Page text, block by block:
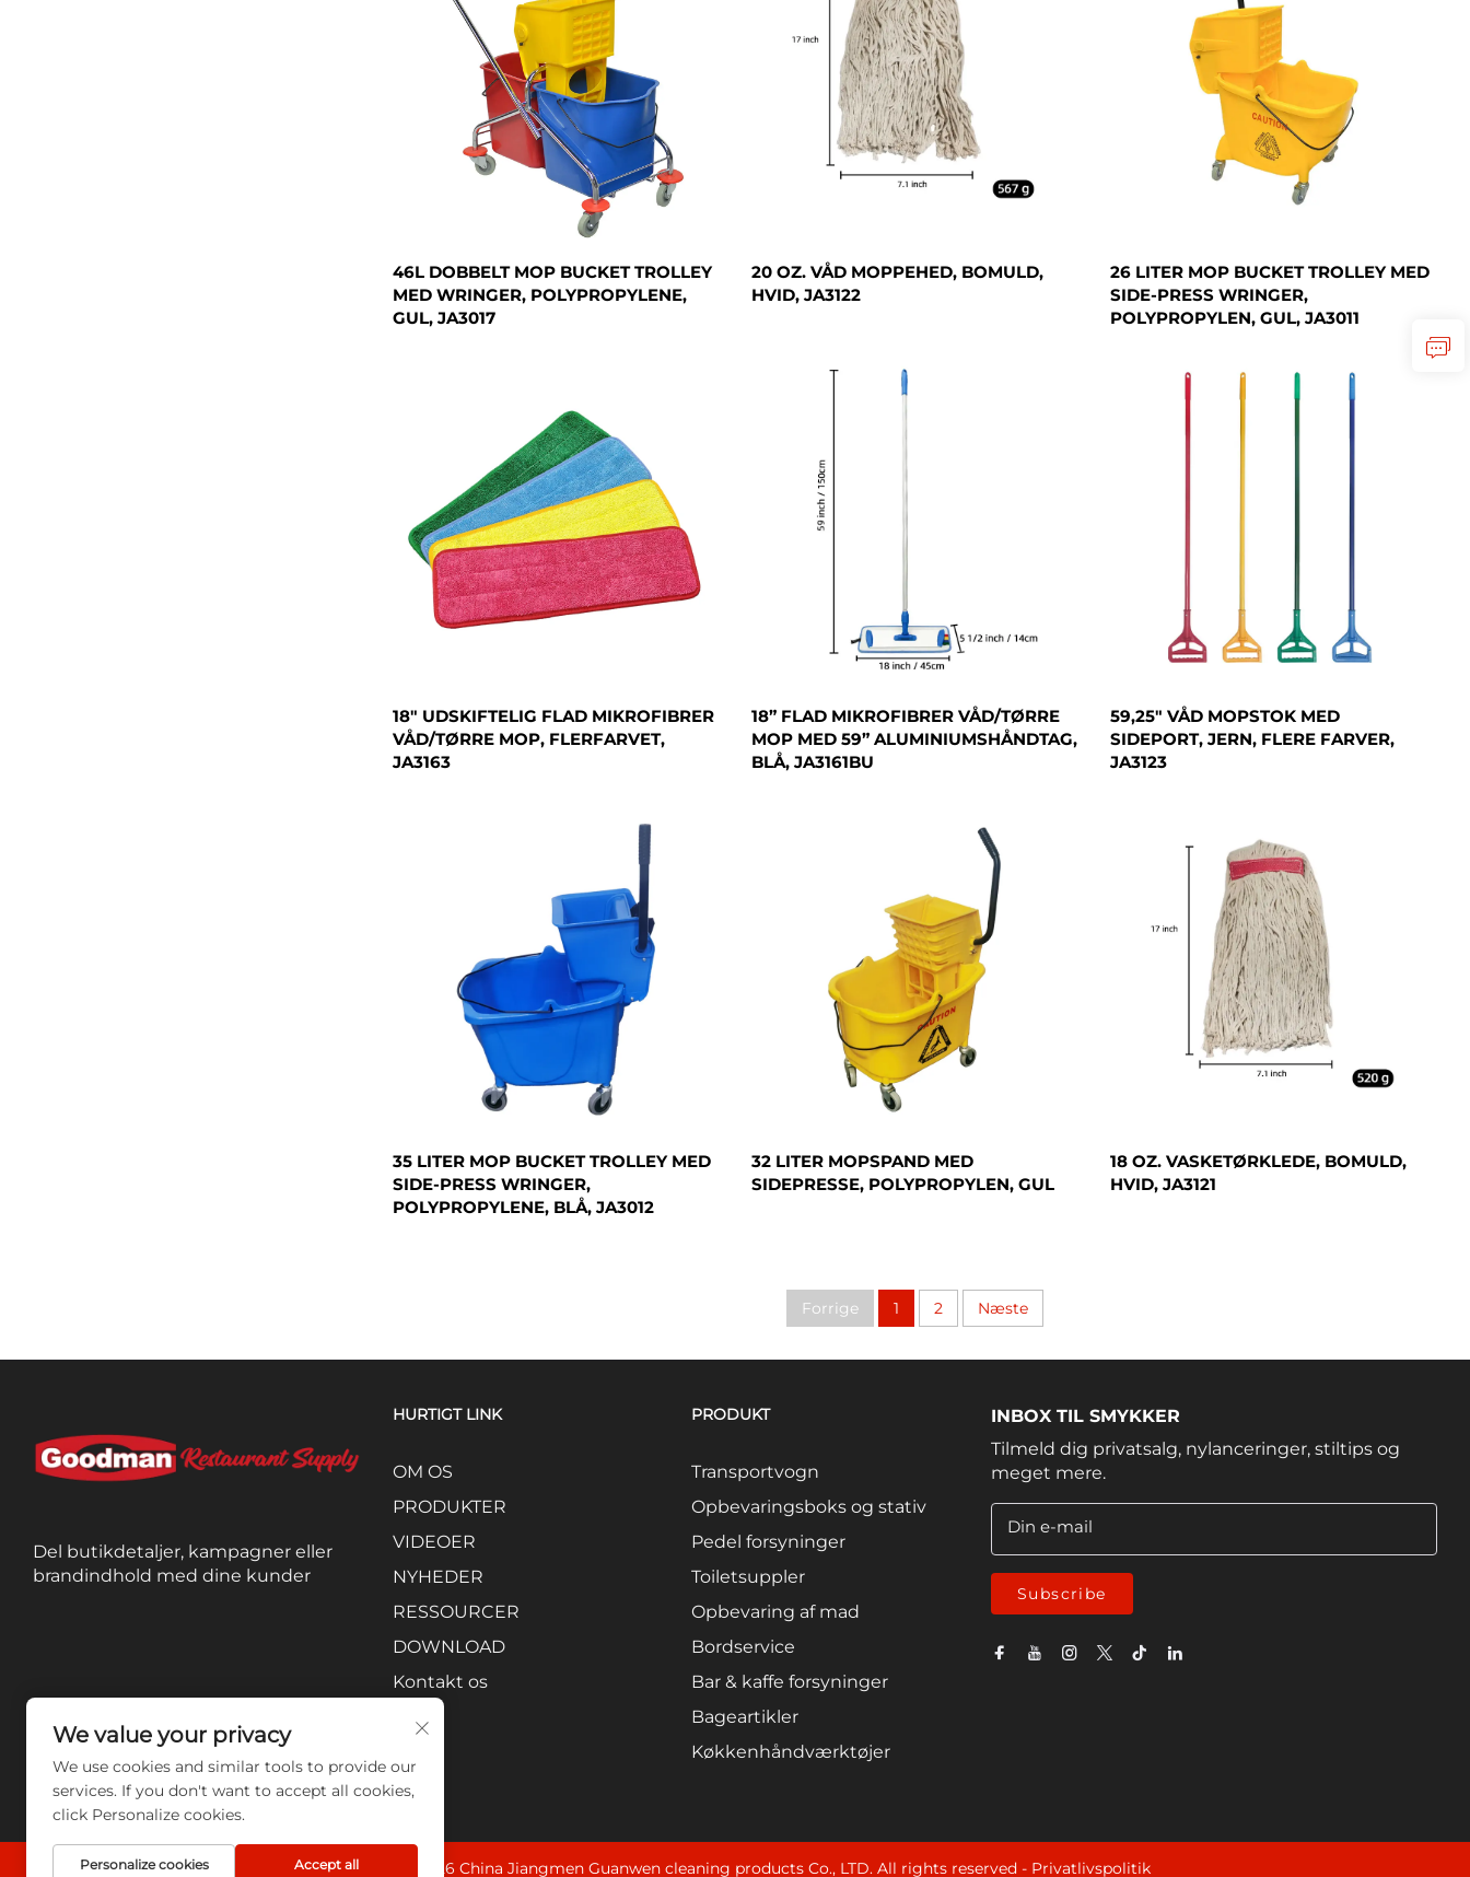
46L DOBBELT MOP BUCKET TROLLEY
MED WRINGER, POLYPROPYLENE,
GUL, JA3017
20 OZ. VÅD MOPPEHED, BOMULD,
HVID, JA3122
26 LITER MOP BUCKET TROLLEY MED
SIDE-PRESS WRINGER,
POLYPROPYLEN, GUL, JA3011
18" UDSKIFTELIG FLAD MIKROFIBRER
VÅD/TØRRE MOP, FLERFARVET,
JA3163
18” FLAD MIKROFIBRER VÅD/TØRRE
MOP MED 59” ALUMINIUMSHÅNDTAG,
BLÅ, JA3161BU
59,25" VÅD MOPSTOK MED
SIDEPORT, JERN, FLERE FARVER,
JA3123
35 LITER MOP BUCKET TROLLEY MED
SIDE-PRESS WRINGER,
POLYPROPYLENE, BLÅ, JA3012
32 LITER MOPSPAND MED
SIDEPRESSE, POLYPROPYLEN, GUL
18 OZ. VASKETØRKLEDE, BOMULD,
HVID, JA3121
Forrige 1 2 Næste
Del butikdetaljer, kampagner eller
brandindhold med dine kunder
HURTIGT LINK
OM OS
PRODUKTER
VIDEOER
NYHEDER
RESSOURCER
DOWNLOAD
Kontakt os
PRODUKT
Transportvogn
Opbevaringsboks og stativ
Pedel forsyninger
Toiletsuppler
Opbevaring af mad
Bordservice
Bar & kaffe forsyninger
Bageartikler
Køkkenhåndværktøjer
INBOX TIL SMYKKER
Tilmeld dig privatsalg, nylanceringer, stiltips og
meget mere.
Din e-mail
Subscribe
Copyright © 2026 China Jiangmen Guanwen cleaning products Co., LTD. All rights reserved - Privatlivspolitik
We value your privacy
We use cookies and similar tools to provide our
services. If you don't want to accept all cookies,
click Personalize cookies.
Personalize cookies Accept all